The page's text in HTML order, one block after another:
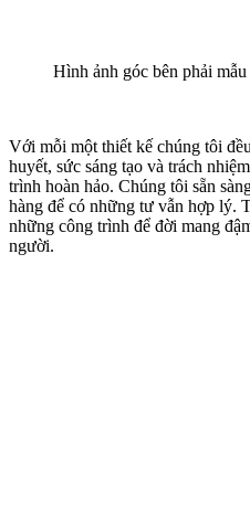
Hình ảnh góc bên phải
​Với mỗi một thiết kế chúng tôi
huyết, sức sáng tạo và trách
trình hoàn hảo. Chúng tôi sẵn
hàng để có những tư vẫn hợp lý.
những công trình để đời mang
người.